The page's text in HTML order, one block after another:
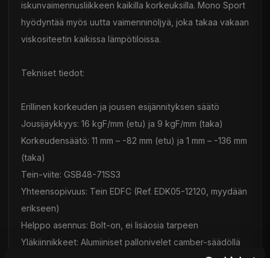
iskunvaimennusliikkeen kaikilla korkeuksilla. Mono Sport
hyödyntää myös uutta vaimenninöljyä, joka takaa vakaan
viskositeetin kaikissa lämpötiloissa.
Tekniset tiedot:
Erillinen korkeuden ja jousen esijännityksen säätö
Jousijäykkyys: 16 kgF/mm (etu) ja 9 kgF/mm (taka)
Korkeudensäätö: 11 mm – -82 mm (etu) ja 1 mm – -136 mm
(taka)
Tein-viite: GSB48-71SS3
Yhteensopivuus: Tein EDFC (Ref. EDK05-12120, myydään
erikseen)
Helppo asennus: Bolt-on, ei lisäosia tarpeen
Yläkiinnikkeet: Alumiiniset pallonivelet camber-säädöllä